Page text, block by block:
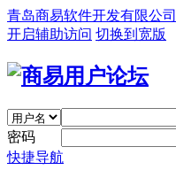
青岛商易软件开发有限公司
开启辅助访问 切换到宽版
密码
快捷导航